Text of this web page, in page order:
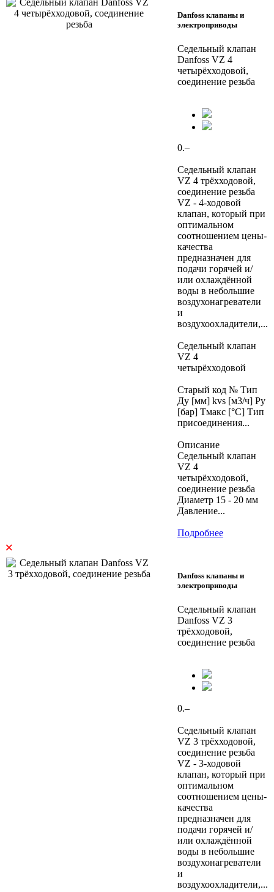
Danfoss клапаны и
электроприводы
Седельный клапан
Danfoss VZ 4
четырёхходовой,
соединение резьба
0.–
Седельный клапан
VZ 4 трёхходовой,
соединение резьба
VZ - 4-ходовой
клапан, который при
оптимальном
соотношением цены-
качества
предназначен для
подачи горячей и/
или охлаждённой
воды в небольшие
воздухонагреватели
и
воздухоохладители,...
Седельный клапан
VZ 4
четырёхходовой
Старый код № Тип
Ду [мм] kvs [м3/ч] Ру
[бар] Тмакс [°C] Тип
присоединения...
Описание
Седельный клапан
VZ 4
четырёхходовой,
соединение резьба
Диаметр 15 - 20 мм
Давление...
Подробнее
×
Danfoss клапаны и
электроприводы
Седельный клапан
Danfoss VZ 3
трёхходовой,
соединение резьба
0.–
Седельный клапан
VZ 3 трёхходовой,
соединение резьба
VZ - 3-ходовой
клапан, который при
оптимальном
соотношением цены-
качества
предназначен для
подачи горячей и/
или охлаждённой
воды в небольшие
воздухонагреватели
и
воздухоохладители,...